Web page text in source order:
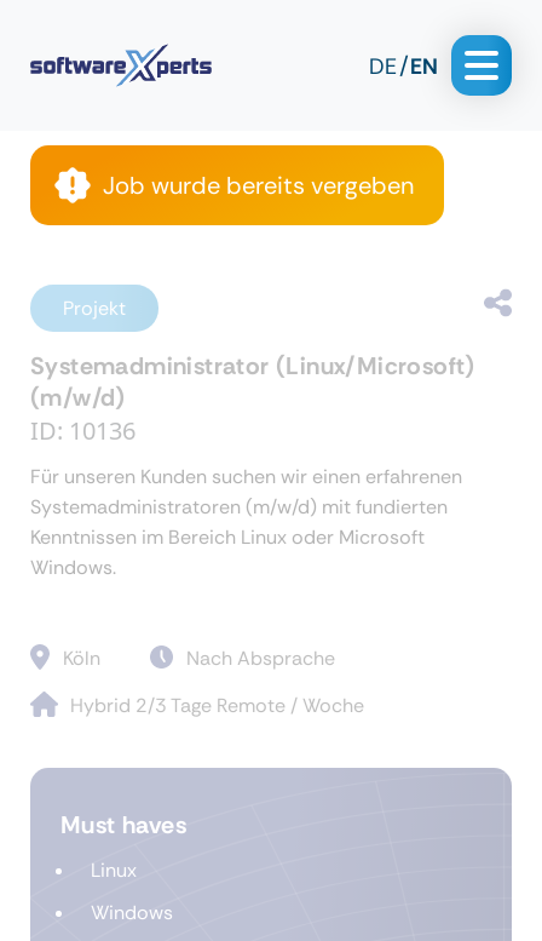
DE EN
Job wurde bereits vergeben
Projekt
Systemadministrator (Linux/Microsoft)
(m/w/d)
ID: 10136
Für unseren Kunden suchen wir einen erfahrenen
Systemadministratoren (m/w/d) mit fundierten
Kenntnissen im Bereich Linux oder Microsoft
Windows.
Köln
Nach Absprache
Hybrid 2/3 Tage Remote / Woche
Must haves
Linux
Windows